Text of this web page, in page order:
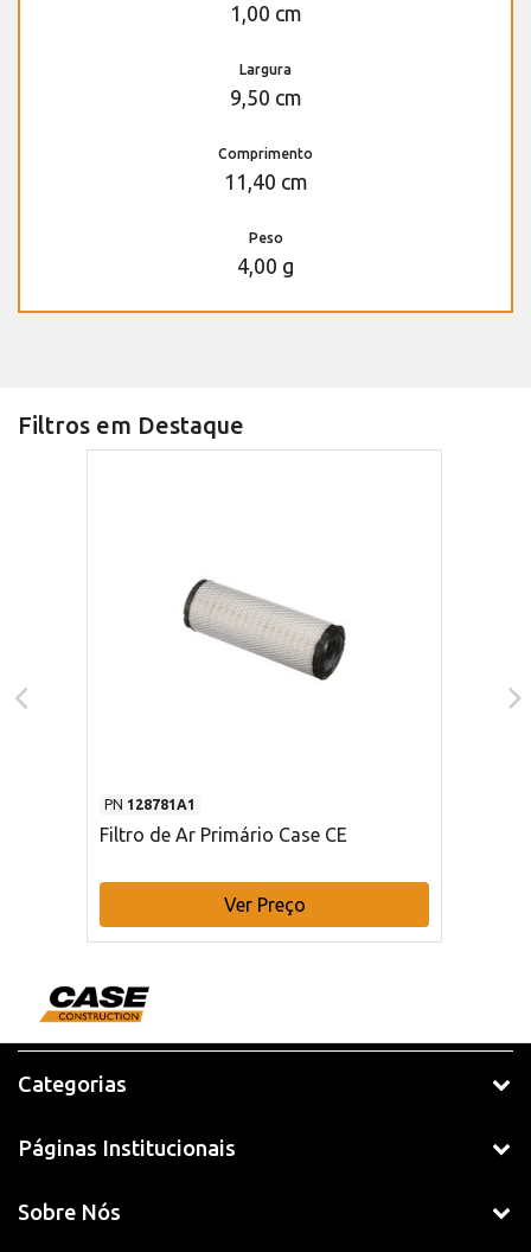
1,00 cm
Largura
9,50 cm
Comprimento
11,40 cm
Peso
4,00 g
Filtros em Destaque
PN 128781A1
Filtro de Ar Primário Case CE
Ver Preço
Categorias
Páginas Institucionais
Sobre Nós